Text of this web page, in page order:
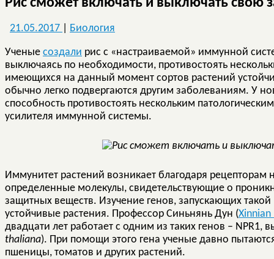
Рис сможет включать и выключать свою
21.05.2017 Биология
Ученые создали рис с «настраиваемой» иммунной
выключаясь по необходимости, противостоять
имеющихся на данный момент сортов растений
обычно легко подвергаются другим заболеваниям. У
способность противостоять нескольким
усилителя иммунной системы.
Иммунитет растений возникает благодаря рецепторам
определенные молекулы, свидетельствующие о
защитных веществ. Изучение генов, запускающих
устойчивые растения. Профессор Синьнянь Дун (Xinnian
двадцати лет работает с одним из таких генов –
thaliana). При помощи этого гена ученые давно
пшеницы, томатов и других растений.